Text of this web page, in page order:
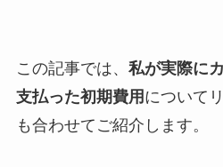
この記事では、 私が実際に
支払った初期費用 について
も合わせてご紹介します。